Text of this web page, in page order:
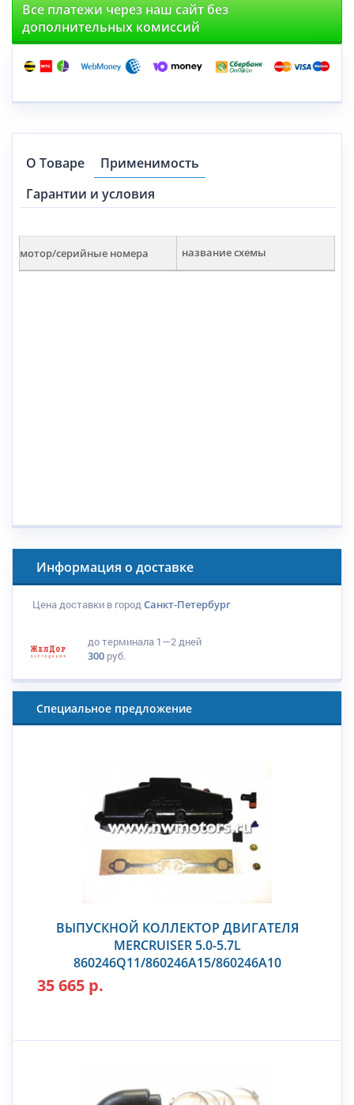
Все платежи через наш сайт без
дополнительных комиссий
О Товаре
Применимость
Гарантии и условия
мотор/серийные номера название схемы
Информация о доставке
Цена доставки в городСанкт-Петербург
до терминала 1—2 дней
300 руб.
Специальное предложение
ВЫПУСКНОЙ КОЛЛЕКТОР ДВИГАТЕЛЯ
MERCRUISER 5.0-5.7L
860246Q11/860246A15/860246A10
35 665 р.